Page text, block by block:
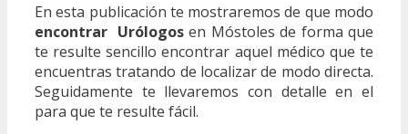
En esta publicación te mostraremos de que modo
encontrar Urólogosen Móstoles de forma que
te resulte sencillo encontrar aquel médico que te
encuentras tratando de localizar de modo directa.
Seguidamente te llevaremos con detalle en el
para que te resulte fácil.